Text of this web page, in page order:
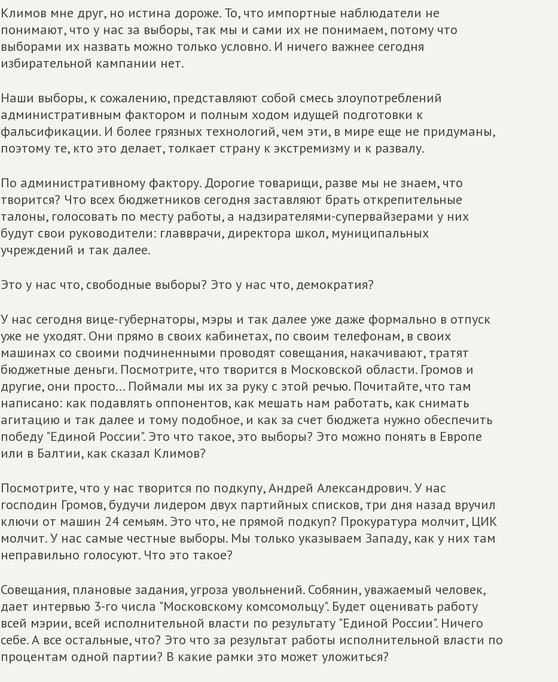
Климов мне друг, но истина дороже. То, что импортные наблюдатели не
понимают, что у нас за выборы, так мы и сами их не понимаем, потому что
выборами их назвать можно только условно. И ничего важнее сегодня
избирательной кампании нет.
Наши выборы, к сожалению, представляют собой смесь злоупотреблений
административным фактором и полным ходом идущей подготовки к
фальсификации. И более грязных технологий, чем эти, в мире еще не придуманы,
поэтому те, кто это делает, толкает страну к экстремизму и к развалу.
По административному фактору. Дорогие товарищи, разве мы не знаем, что
творится? Что всех бюджетников сегодня заставляют брать открепительные
талоны, голосовать по месту работы, а надзирателями-супервайзерами у них
будут свои руководители: главврачи, директора школ, муниципальных
учреждений и так далее.
Это у нас что, свободные выборы? Это у нас что, демократия?
У нас сегодня вице-губернаторы, мэры и так далее уже даже формально в отпуск
уже не уходят. Они прямо в своих кабинетах, по своим телефонам, в своих
машинах со своими подчиненными проводят совещания, накачивают, тратят
бюджетные деньги. Посмотрите, что творится в Московской области. Громов и
другие, они просто... Поймали мы их за руку с этой речью. Почитайте, что там
написано: как подавлять оппонентов, как мешать нам работать, как снимать
агитацию и так далее и тому подобное, и как за счет бюджета нужно обеспечить
победу "Единой России". Это что такое, это выборы? Это можно понять в Европе
или в Балтии, как сказал Климов?
Посмотрите, что у нас творится по подкупу, Андрей Александрович. У нас
господин Громов, будучи лидером двух партийных списков, три дня назад вручил
ключи от машин 24 семьям. Это что, не прямой подкуп? Прокуратура молчит, ЦИК
молчит. У нас самые честные выборы. Мы только указываем Западу, как у них там
неправильно голосуют. Что это такое?
Совещания, плановые задания, угроза увольнений. Собянин, уважаемый человек,
дает интервью 3-го числа "Московскому комсомольцу". Будет оценивать работу
всей мэрии, всей исполнительной власти по результату "Единой России". Ничего
себе. А все остальные, что? Это что за результат работы исполнительной власти по
процентам одной партии? В какие рамки это может уложиться?